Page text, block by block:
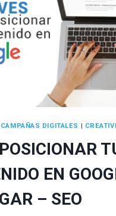
CAMPAÑAS DIGITALES |
EN
– SEO